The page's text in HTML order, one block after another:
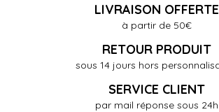
LIVRAISON OFFERTE
à partir de 50€
RETOUR PRODUIT
sous 14 jours hors
SERVICE CLIENT
par mail réponse sous 24h